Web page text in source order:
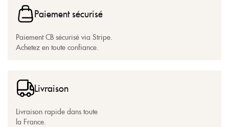
Paiement sécurisé
Paiement CB sécurisé via Stripe.
Achetez en toute confiance.
Livraison
Livraison rapide dans toute
la France.